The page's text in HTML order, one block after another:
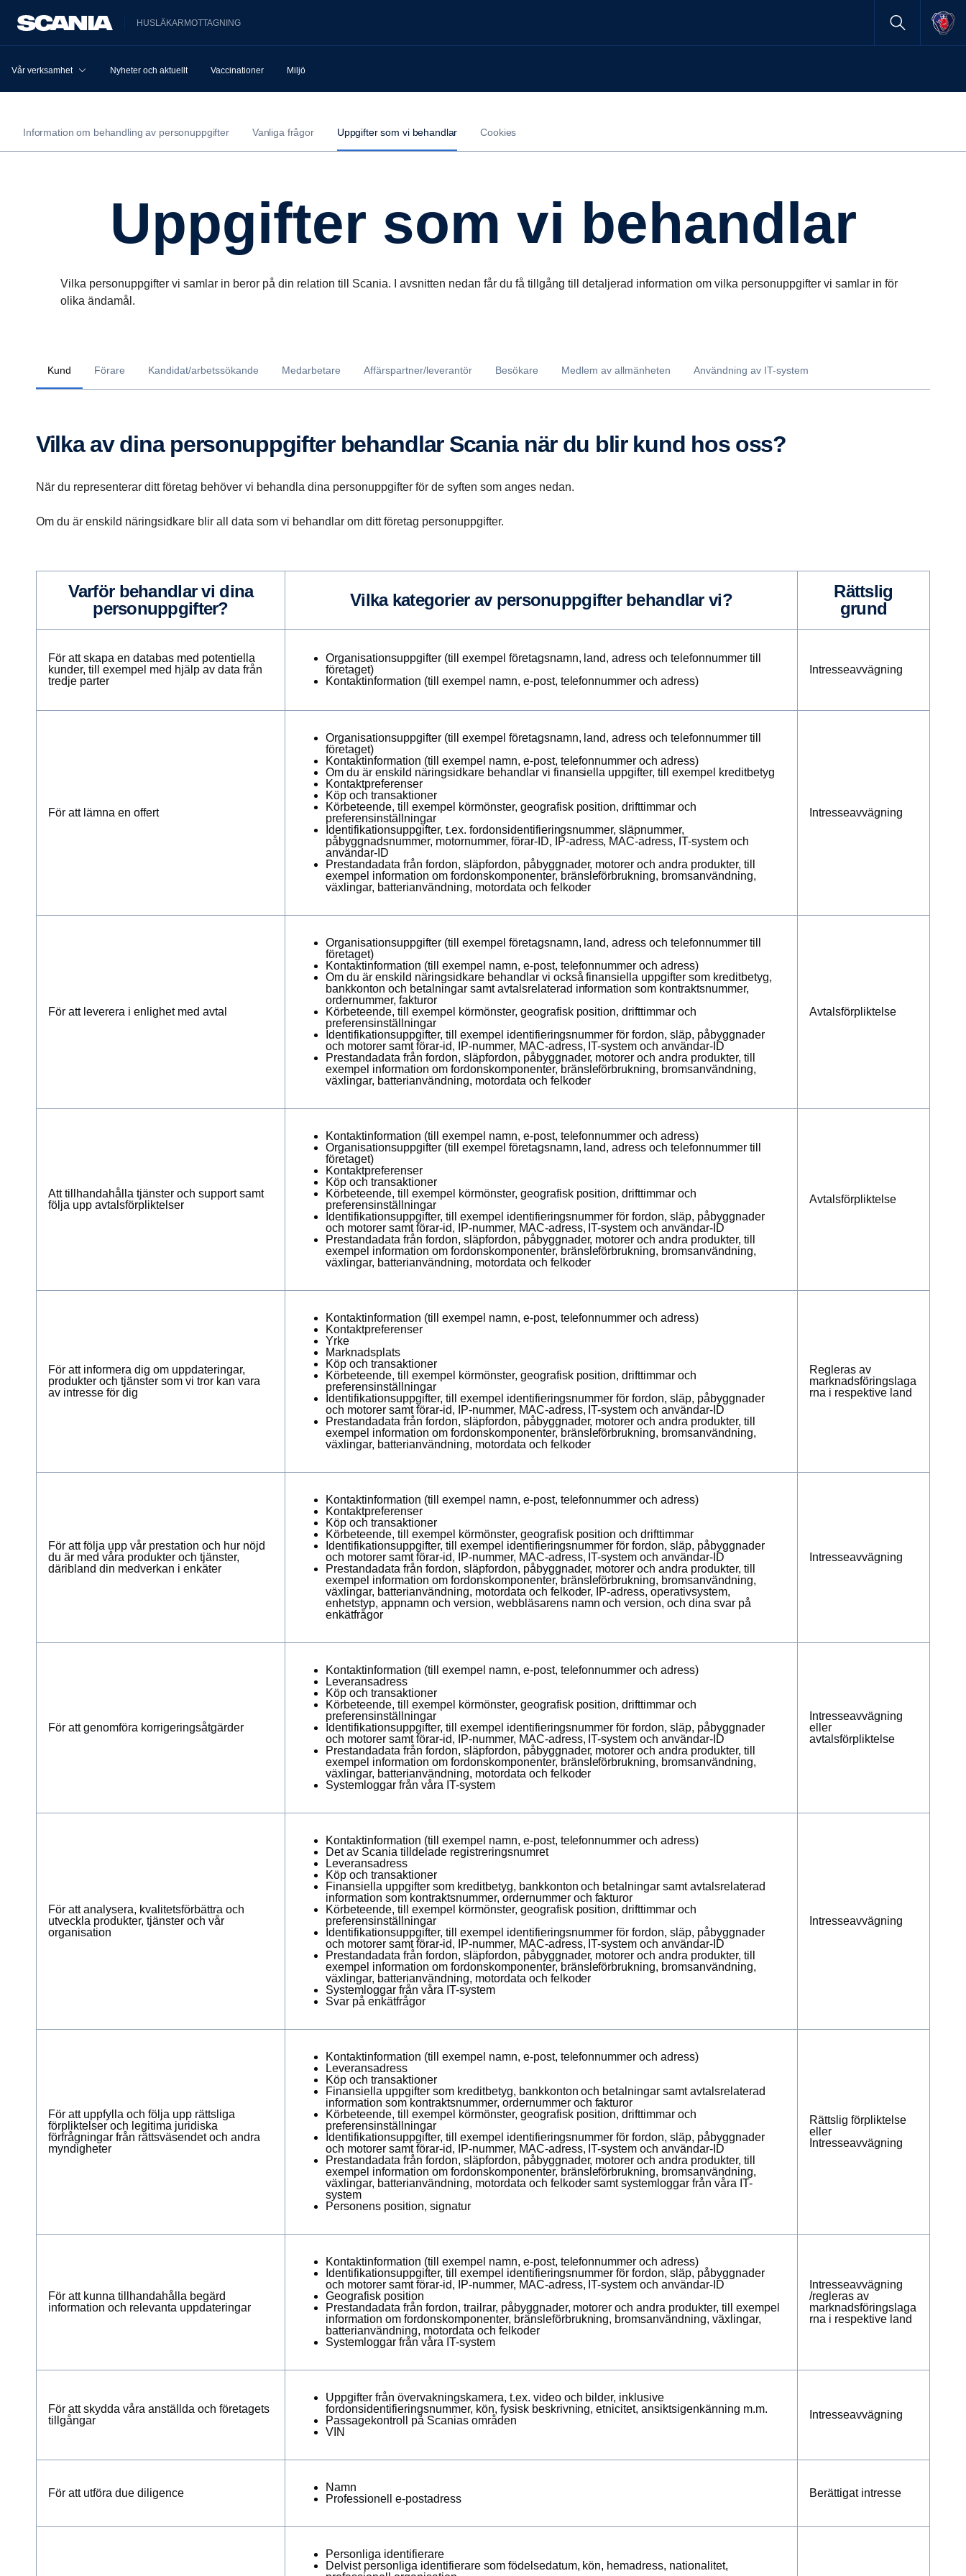
HUSLÄKARMOTTAGNING
Vår verksamhet Nyheter och aktuellt Vaccinationer Miljö
Information om behandling av personuppgifter Vanliga frågor Uppgifter som vi behandlar Cookies
Uppgifter som vi behandlar
Vilka personuppgifter vi samlar in beror på din relation till Scania. I avsnitten nedan får du få tillgång till detaljerad information om vilka personuppgifter vi samlar in för
olika ändamål.
Kund Förare Kandidat/arbetssökande Medarbetare Affärspartner/leverantör Besökare Medlem av allmänheten Användning av IT-system
Vilka av dina personuppgifter behandlar Scania när du blir kund hos oss?
När du representerar ditt företag behöver vi behandla dina personuppgifter för de syften som anges nedan.
Om du är enskild näringsidkare blir all data som vi behandlar om ditt företag personuppgifter.
Varför behandlar vi dina
personuppgifter?
Vilka kategorier av personuppgifter behandlar vi?
Rättslig
grund
För att skapa en databas med potentiella
kunder, till exempel med hjälp av data från
tredje parter
Organisationsuppgifter (till exempel företagsnamn, land, adress och telefonnummer till
företaget)
Kontaktinformation (till exempel namn, e-post, telefonnummer och adress)
Intresseavvägning
För att lämna en offert
Organisationsuppgifter (till exempel företagsnamn, land, adress och telefonnummer till
företaget)
Kontaktinformation (till exempel namn, e-post, telefonnummer och adress)
Om du är enskild näringsidkare behandlar vi finansiella uppgifter, till exempel kreditbetyg
Kontaktpreferenser
Köp och transaktioner
Körbeteende, till exempel körmönster, geografisk position, drifttimmar och
preferensinställningar
Identifikationsuppgifter, t.ex. fordonsidentifieringsnummer, släpnummer,
påbyggnadsnummer, motornummer, förar-ID, IP-adress, MAC-adress, IT-system och
användar-ID
Prestandadata från fordon, släpfordon, påbyggnader, motorer och andra produkter, till
exempel information om fordonskomponenter, bränsleförbrukning, bromsanvändning,
växlingar, batterianvändning, motordata och felkoder
Intresseavvägning
För att leverera i enlighet med avtal
Organisationsuppgifter (till exempel företagsnamn, land, adress och telefonnummer till
företaget)
Kontaktinformation (till exempel namn, e-post, telefonnummer och adress)
Om du är enskild näringsidkare behandlar vi också finansiella uppgifter som kreditbetyg,
bankkonton och betalningar samt avtalsrelaterad information som kontraktsnummer,
ordernummer, fakturor
Körbeteende, till exempel körmönster, geografisk position, drifttimmar och
preferensinställningar
Identifikationsuppgifter, till exempel identifieringsnummer för fordon, släp, påbyggnader
och motorer samt förar-id, IP-nummer, MAC-adress, IT-system och användar-ID
Prestandadata från fordon, släpfordon, påbyggnader, motorer och andra produkter, till
exempel information om fordonskomponenter, bränsleförbrukning, bromsanvändning,
växlingar, batterianvändning, motordata och felkoder
Avtalsförpliktelse
Att tillhandahålla tjänster och support samt
följa upp avtalsförpliktelser
Kontaktinformation (till exempel namn, e-post, telefonnummer och adress)
Organisationsuppgifter (till exempel företagsnamn, land, adress och telefonnummer till
företaget)
Kontaktpreferenser
Köp och transaktioner
Körbeteende, till exempel körmönster, geografisk position, drifttimmar och
preferensinställningar
Identifikationsuppgifter, till exempel identifieringsnummer för fordon, släp, påbyggnader
och motorer samt förar-id, IP-nummer, MAC-adress, IT-system och användar-ID
Prestandadata från fordon, släpfordon, påbyggnader, motorer och andra produkter, till
exempel information om fordonskomponenter, bränsleförbrukning, bromsanvändning,
växlingar, batterianvändning, motordata och felkoder
Avtalsförpliktelse
För att informera dig om uppdateringar,
produkter och tjänster som vi tror kan vara
av intresse för dig
Kontaktinformation (till exempel namn, e-post, telefonnummer och adress)
Kontaktpreferenser
Yrke
Marknadsplats
Köp och transaktioner
Körbeteende, till exempel körmönster, geografisk position, drifttimmar och
preferensinställningar
Identifikationsuppgifter, till exempel identifieringsnummer för fordon, släp, påbyggnader
och motorer samt förar-id, IP-nummer, MAC-adress, IT-system och användar-ID
Prestandadata från fordon, släpfordon, påbyggnader, motorer och andra produkter, till
exempel information om fordonskomponenter, bränsleförbrukning, bromsanvändning,
växlingar, batterianvändning, motordata och felkoder
Regleras av
marknadsföringslaga
rna i respektive land
För att följa upp vår prestation och hur nöjd
du är med våra produkter och tjänster,
däribland din medverkan i enkäter
Kontaktinformation (till exempel namn, e-post, telefonnummer och adress)
Kontaktpreferenser
Köp och transaktioner
Körbeteende, till exempel körmönster, geografisk position och drifttimmar
Identifikationsuppgifter, till exempel identifieringsnummer för fordon, släp, påbyggnader
och motorer samt förar-id, IP-nummer, MAC-adress, IT-system och användar-ID
Prestandadata från fordon, släpfordon, påbyggnader, motorer och andra produkter, till
exempel information om fordonskomponenter, bränsleförbrukning, bromsanvändning,
växlingar, batterianvändning, motordata och felkoder, IP-adress, operativsystem,
enhetstyp, appnamn och version, webbläsarens namn och version, och dina svar på
enkätfrågor
Intresseavvägning
För att genomföra korrigeringsåtgärder
Kontaktinformation (till exempel namn, e-post, telefonnummer och adress)
Leveransadress
Köp och transaktioner
Körbeteende, till exempel körmönster, geografisk position, drifttimmar och
preferensinställningar
Identifikationsuppgifter, till exempel identifieringsnummer för fordon, släp, påbyggnader
och motorer samt förar-id, IP-nummer, MAC-adress, IT-system och användar-ID
Prestandadata från fordon, släpfordon, påbyggnader, motorer och andra produkter, till
exempel information om fordonskomponenter, bränsleförbrukning, bromsanvändning,
växlingar, batterianvändning, motordata och felkoder
Systemloggar från våra IT-system
Intresseavvägning
eller
avtalsförpliktelse
För att analysera, kvalitetsförbättra och
utveckla produkter, tjänster och vår
organisation
Kontaktinformation (till exempel namn, e-post, telefonnummer och adress)
Det av Scania tilldelade registreringsnumret
Leveransadress
Köp och transaktioner
Finansiella uppgifter som kreditbetyg, bankkonton och betalningar samt avtalsrelaterad
information som kontraktsnummer, ordernummer och fakturor
Körbeteende, till exempel körmönster, geografisk position, drifttimmar och
preferensinställningar
Identifikationsuppgifter, till exempel identifieringsnummer för fordon, släp, påbyggnader
och motorer samt förar-id, IP-nummer, MAC-adress, IT-system och användar-ID
Prestandadata från fordon, släpfordon, påbyggnader, motorer och andra produkter, till
exempel information om fordonskomponenter, bränsleförbrukning, bromsanvändning,
växlingar, batterianvändning, motordata och felkoder
Systemloggar från våra IT-system
Svar på enkätfrågor
Intresseavvägning
För att uppfylla och följa upp rättsliga
förpliktelser och legitima juridiska
förfrågningar från rättsväsendet och andra
myndigheter
Kontaktinformation (till exempel namn, e-post, telefonnummer och adress)
Leveransadress
Köp och transaktioner
Finansiella uppgifter som kreditbetyg, bankkonton och betalningar samt avtalsrelaterad
information som kontraktsnummer, ordernummer och fakturor
Körbeteende, till exempel körmönster, geografisk position, drifttimmar och
preferensinställningar
Identifikationsuppgifter, till exempel identifieringsnummer för fordon, släp, påbyggnader
och motorer samt förar-id, IP-nummer, MAC-adress, IT-system och användar-ID
Prestandadata från fordon, släpfordon, påbyggnader, motorer och andra produkter, till
exempel information om fordonskomponenter, bränsleförbrukning, bromsanvändning,
växlingar, batterianvändning, motordata och felkoder samt systemloggar från våra IT-
system
Personens position, signatur
Rättslig förpliktelse
eller
Intresseavvägning
För att kunna tillhandahålla begärd
information och relevanta uppdateringar
Kontaktinformation (till exempel namn, e-post, telefonnummer och adress)
Identifikationsuppgifter, till exempel identifieringsnummer för fordon, släp, påbyggnader
och motorer samt förar-id, IP-nummer, MAC-adress, IT-system och användar-ID
Geografisk position
Prestandadata från fordon, trailrar, påbyggnader, motorer och andra produkter, till exempel
information om fordonskomponenter, bränsleförbrukning, bromsanvändning, växlingar,
batterianvändning, motordata och felkoder
Systemloggar från våra IT-system
Intresseavvägning
/regleras av
marknadsföringslaga
rna i respektive land
För att skydda våra anställda och företagets
tillgångar
Uppgifter från övervakningskamera, t.ex. video och bilder, inklusive
fordonsidentifieringsnummer, kön, fysisk beskrivning, etnicitet, ansiktsigenkänning m.m.
Passagekontroll på Scanias områden
VIN
Intresseavvägning
För att utföra due diligence
Namn
Professionell e-postadress
Berättigat intresse
Personliga identifierare
Delvist personliga identifierare som födelsedatum, kön, hemadress, nationalitet,